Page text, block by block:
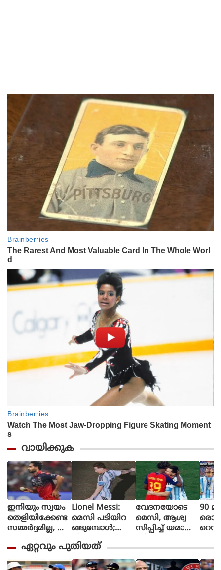
വായിക്കുക
ഇനിയും സ്വയം
തെളിയിക്കേണ്ട
സമ്മർദ്ദമില്ല, അ
ഭിച്ചാൽ സ
ന്തോഷം അത്ര
Lionel Messi:
മെസി പടിയിറ
ങ്ങുമ്പോൾ;
വീണ്ടും
സാക്ഷിയായി
മെറ്റ്‌ലൈഫ്
വേദനയോടെ
മെസി, ആശ്വ
സിപ്പിച്ച് യമാൽ
90
രൊറ്റ
ളി
ൻ്റീന,
ഏറ്റവും പുതിയത്